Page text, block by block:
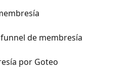
de membresía
por Goteo